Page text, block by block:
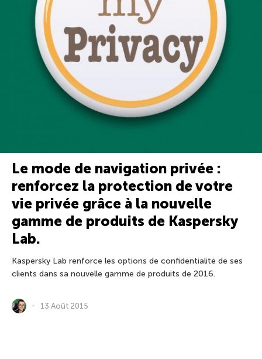
Le mode de navigation privée :
renforcez la protection de votre
vie privée grâce à la nouvelle
gamme de produits de Kaspersky
Lab.
Kaspersky Lab renforce les options de confidentialité de ses
clients dans sa nouvelle gamme de produits de 2016.
13 Août 2015